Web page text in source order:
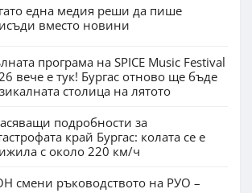
една медия реши да пише
вместо новини
програма на SPICE Music Festival
вече е тук! Бургас отново ще бъде
столица на лятото
подробности за
край Бургас: колата се е
с около 220 км/ч
смени ръководството на РУО –